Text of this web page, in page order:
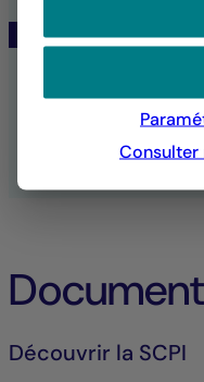
Article 9 SFDR
Découvrir la SCPI